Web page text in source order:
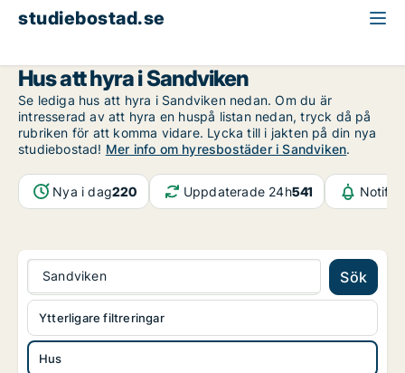
studiebostad.se
Hus att hyra i Sandviken
Se lediga hus att hyra i Sandviken nedan. Om du är
intresserad av att hyra en huspå listan nedan, tryck då på
rubriken för att komma vidare. Lycka till i jakten på din nya
studiebostad! Mer info om hyresbostäder i Sandviken.
Nya i dag220 Uppdaterade 24h541
Sandviken Sök
Hus
Ytterligare filtreringar